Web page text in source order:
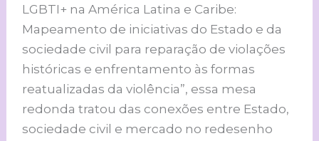
LGBTI+ na América Latina e Caribe:
Mapeamento de iniciativas do Estado e da
sociedade civil para reparação de violações
históricas e enfrentamento às formas
reatualizadas da violência”, essa mesa
redonda tratou das conexões entre Estado,
sociedade civil e mercado no redesenho